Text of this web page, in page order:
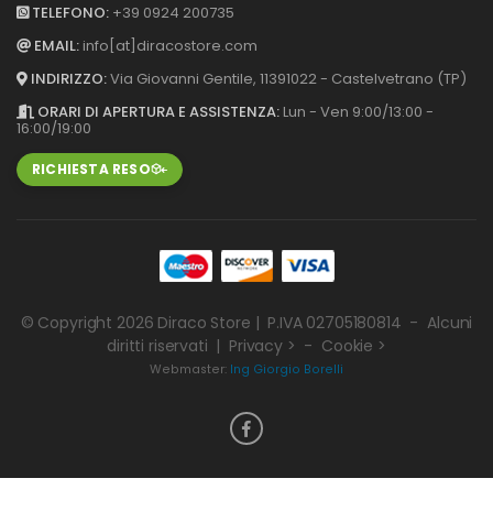
TELEFONO: +39 0924 200735
EMAIL: info[at]diracostore.com
INDIRIZZO:Via Giovanni Gentile, 11391022 - Castelvetrano (TP)
ORARI DI APERTURA E ASSISTENZA: Lun - Ven 9:00/13:00 -
16:00/19:00
RICHIESTA RESO
© Copyright 2026 Diraco Store | P.IVA 02705180814 - Alcuni
diritti riservati | Privacy > - Cookie >
Webmaster: Ing Giorgio Borelli